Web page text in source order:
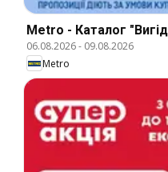
Metro - Каталог
06.08.2026- 09.08.2026
Metro